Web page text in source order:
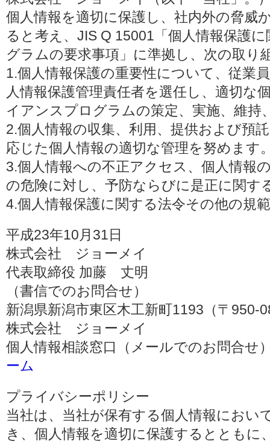
個人情報を適切に保護し、社内外の脅威
ると考え、JIS Q 15001「個人情報保護
グラムの要求事項」に準拠し、次の取り
1.個人情報保護の重要性について、従業
人情報保護管理責任者を選任し、適切な
イアンスプログラムの策定、実施、維持
2.個人情報の収集、利用、提供および預
応じた個人情報の適切な管理を努めます
3.個人情報への不正アクセス、個人情報
の危険に対し、予防ならびに是正に関す
4.個人情報保護に関する法令その他の規
平成23年10月31日
株式会社 ジョーメイ
代表取締役 加藤 丈明
（書信でのお問合せ）
新潟県新潟市東区木工新町1193（〒950-
株式会社 ジョーメイ
個人情報相談窓口（メールでのお問合せ
ーム
プライバシーポリシー
当社は、当社が保有する個人情報におい
き、個人情報を適切に保護するとともに